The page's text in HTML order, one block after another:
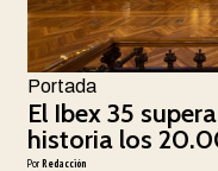
Portada
El Ibex 35
historia los
PorRedacción